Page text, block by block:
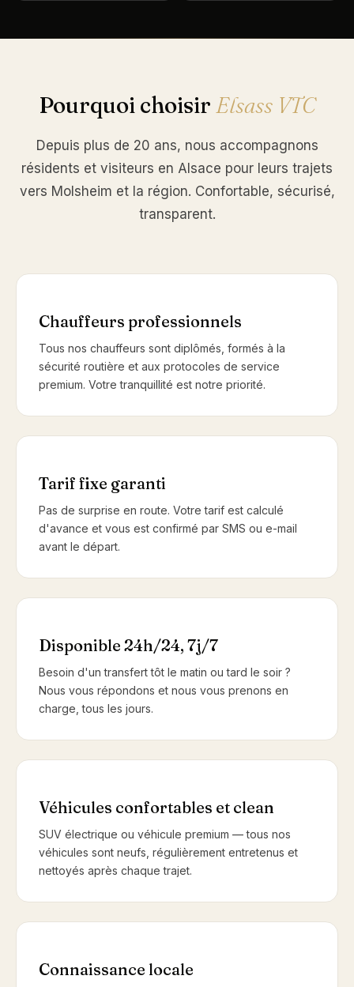
Pourquoi choisir Elsass VTC
Depuis plus de 20 ans, nous accompagnons
résidents et visiteurs en Alsace pour leurs trajets
vers Molsheim et la région. Confortable, sécurisé,
transparent.
Chauffeurs professionnels
Tous nos chauffeurs sont diplômés, formés à la
sécurité routière et aux protocoles de service
premium. Votre tranquillité est notre priorité.
Tarif fixe garanti
Pas de surprise en route. Votre tarif est calculé
d'avance et vous est confirmé par SMS ou e-mail
avant le départ.
Disponible 24h/24, 7j/7
Besoin d'un transfert tôt le matin ou tard le soir ?
Nous vous répondons et nous vous prenons en
charge, tous les jours.
Véhicules confortables et clean
SUV électrique ou véhicule premium — tous nos
véhicules sont neufs, régulièrement entretenus et
nettoyés après chaque trajet.
Connaissance locale